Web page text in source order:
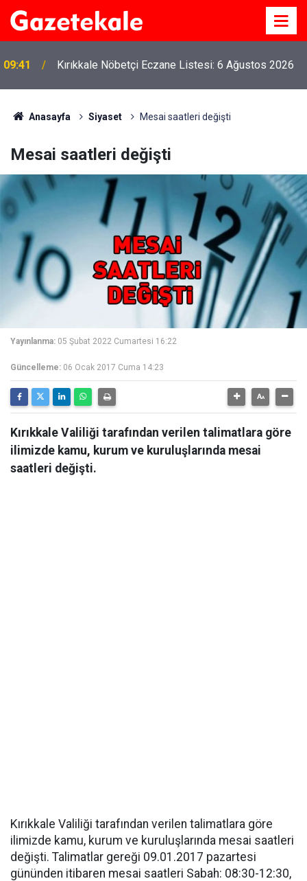
09:41 Kırıkkale Nöbetçi Eczane Listesi: 6 Ağustos 2026
Anasayfa Siyaset Mesai saatleri değişti
Mesai saatleri değişti
Yayınlanma: 05 Şubat 2022 Cumartesi 16:22
Güncelleme: 06 Ocak 2017 Cuma 14:23
Kırıkkale Valiliği tarafından verilen talimatlara göre
ilimizde kamu, kurum ve kuruluşlarında mesai
saatleri değişti.
Kırıkkale Valiliği tarafından verilen talimatlara göre
ilimizde kamu, kurum ve kuruluşlarında mesai saatleri
değişti. Talimatlar gereği 09.01.2017 pazartesi
gününden itibaren mesai saatleri Sabah: 08:30-12:30,